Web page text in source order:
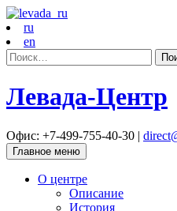
ru
en
Найти:
Левада-Центр
Офис: +7-499-755-40-30 |
Главное меню
О центре
Описание
История